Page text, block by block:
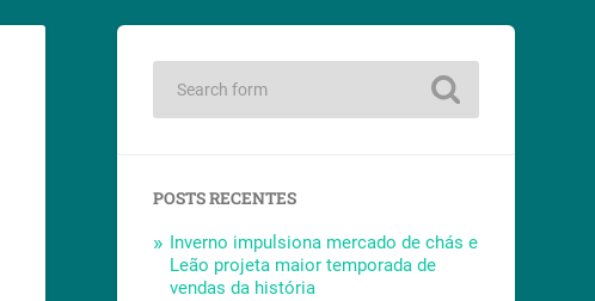
POSTS RECENTES
Inverno impulsiona mercado de chás e
Leão projeta maior temporada de
vendas da história